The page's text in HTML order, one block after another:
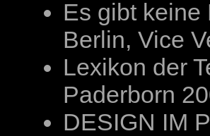
Es gibt keine
Berlin, Vice
Lexikon der
Paderborn
DESIGN IM